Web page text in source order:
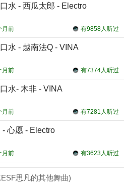
水 - 西瓜太郎 - Electro
有9858人听过
月前
水 - 越南法Q - VINA
有7374人听过
月前
水- 木非 - VINA
有7281人听过
月前
- 心愿 - Electro
有3623人听过
月前
思凡的其他舞曲)